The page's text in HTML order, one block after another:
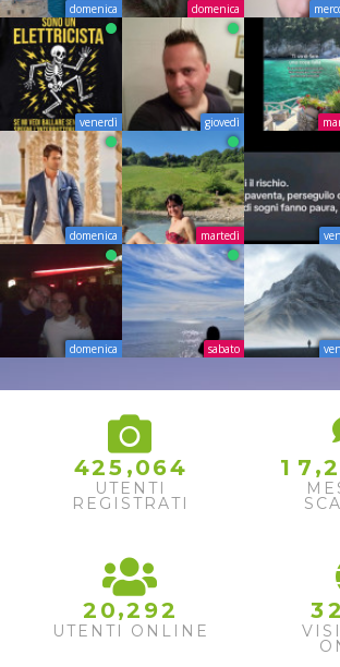
domenica domenica
venerdì giovedì
domenica martedì
domenica sabato
425 ,064
UTENTI
REGISTRATI
1 7 ,2
2 0,2 92
UTENTI ONLINE
32